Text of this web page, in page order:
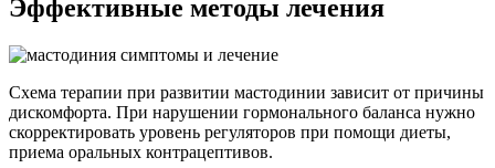
Эффективные методы лечения
Схема терапии при развитии мастодинии зависит от причины
дискомфорта. При нарушении гормонального баланса нужно
скорректировать уровень регуляторов при помощи диеты,
приема оральных контрацептивов.